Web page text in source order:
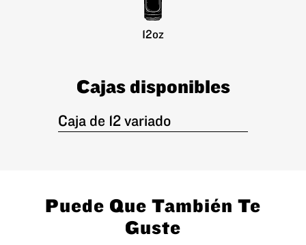
12oz
Cajas disponibles
Caja de 12 variado
Puede Que También Te
Guste